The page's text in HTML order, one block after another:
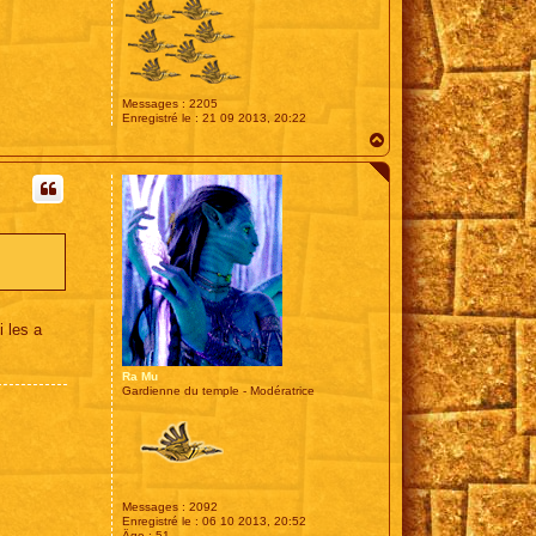
Messages : 2205
Enregistré le : 21 09 2013, 20:22
a
u
Ra Mu
Gardienne du temple - Modératrice
Messages : 2092
Enregistré le : 06 10 2013, 20:52
les a